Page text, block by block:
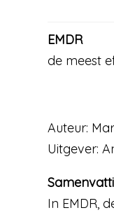
EMDR
de meest
Auteur:
Uitgever:
In EMDR,